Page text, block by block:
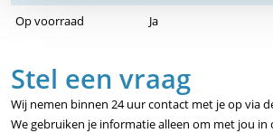
Op voorraad
Ja
Stel een vraag
Wij nemen binnen 24 uur contact met je op via
We gebruiken je informatie alleen om met jou